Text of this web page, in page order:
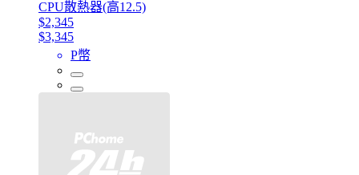
CPU散熱器(高12.5)
$2,345
$3,345
P幣